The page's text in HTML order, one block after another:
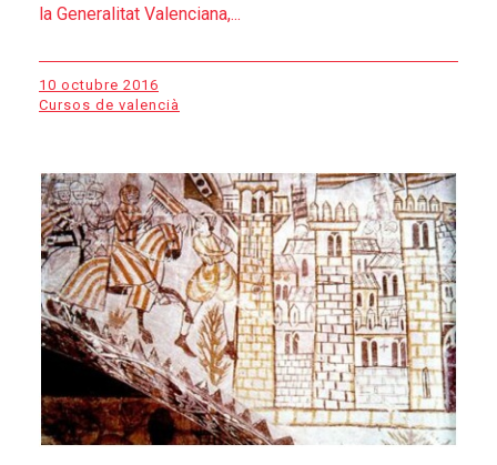
la Generalitat Valenciana,...
10 octubre 2016
Cursos de valencià